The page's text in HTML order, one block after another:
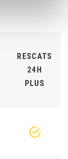
RESCATS
24H
PLUS